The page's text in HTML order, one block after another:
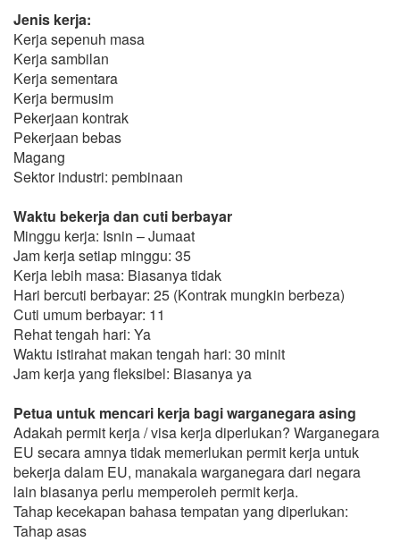
Jenis kerja:
Kerja sepenuh masa
Kerja sambilan
Kerja sementara
Kerja bermusim
Pekerjaan kontrak
Pekerjaan bebas
Magang
Sektor industri: pembinaan
Waktu bekerja dan cuti berbayar
Minggu kerja: Isnin – Jumaat
Jam kerja setiap minggu: 35
Kerja lebih masa: Biasanya tidak
Hari bercuti berbayar: 25 (Kontrak mungkin berbeza)
Cuti umum berbayar: 11
Rehat tengah hari: Ya
Waktu istirahat makan tengah hari: 30 minit
Jam kerja yang fleksibel: Biasanya ya
Petua untuk mencari kerja bagi warganegara asing
Adakah permit kerja / visa kerja diperlukan? Warganegara
EU secara amnya tidak memerlukan permit kerja untuk
bekerja dalam EU, manakala warganegara dari negara
lain biasanya perlu memperoleh permit kerja.
Tahap kecekapan bahasa tempatan yang diperlukan:
Tahap asas